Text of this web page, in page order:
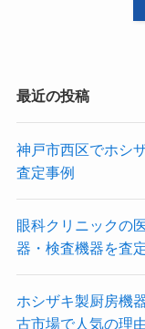
最近の投稿
神戸市西区でホシ
査定事例
眼科クリニックの
器・検査機器を査
ホシザキ製厨房機
古市場で人気の理